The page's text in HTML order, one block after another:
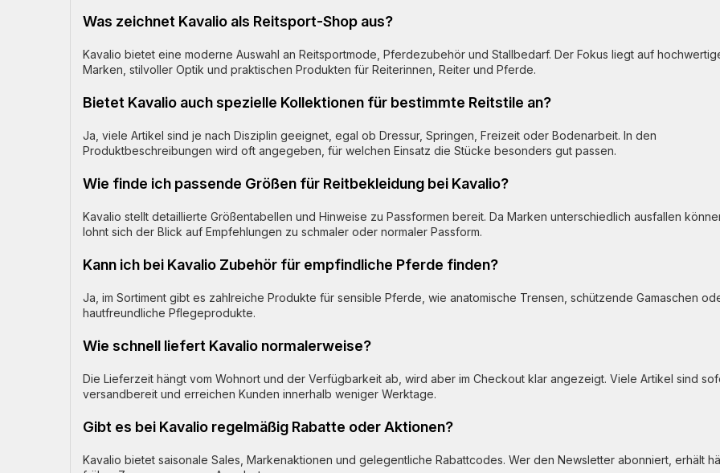
Was zeichnet Kavalio als Reitsport-Shop aus?
Kavalio bietet eine moderne Auswahl an Reitsportmode, Pferdezubehör und Stallbedarf. Der Fokus liegt auf
Marken, stilvoller Optik und praktischen Produkten für Reiterinnen, Reiter und Pferde.
Bietet Kavalio auch spezielle Kollektionen für bestimmte Reitstile an?
Ja, viele Artikel sind je nach Disziplin geeignet, egal ob Dressur, Springen, Freizeit oder Bodenarbeit. In den
Produktbeschreibungen wird oft angegeben, für welchen Einsatz die Stücke besonders gut passen.
Wie finde ich passende Größen für Reitbekleidung bei Kavalio?
Kavalio stellt detaillierte Größentabellen und Hinweise zu Passformen bereit. Da Marken unterschiedlich ausfallen
lohnt sich der Blick auf Empfehlungen zu schmaler oder normaler Passform.
Kann ich bei Kavalio Zubehör für empfindliche Pferde finden?
Ja, im Sortiment gibt es zahlreiche Produkte für sensible Pferde, wie anatomische Trensen, schützende Gamaschen
hautfreundliche Pflegeprodukte.
Wie schnell liefert Kavalio normalerweise?
Die Lieferzeit hängt vom Wohnort und der Verfügbarkeit ab, wird aber im Checkout klar angezeigt. Viele Artikel sind
versandbereit und erreichen Kunden innerhalb weniger Werktage.
Gibt es bei Kavalio regelmäßig Rabatte oder Aktionen?
Kavalio bietet saisonale Sales, Markenaktionen und gelegentliche Rabattcodes. Wer den Newsletter abonniert, erhält